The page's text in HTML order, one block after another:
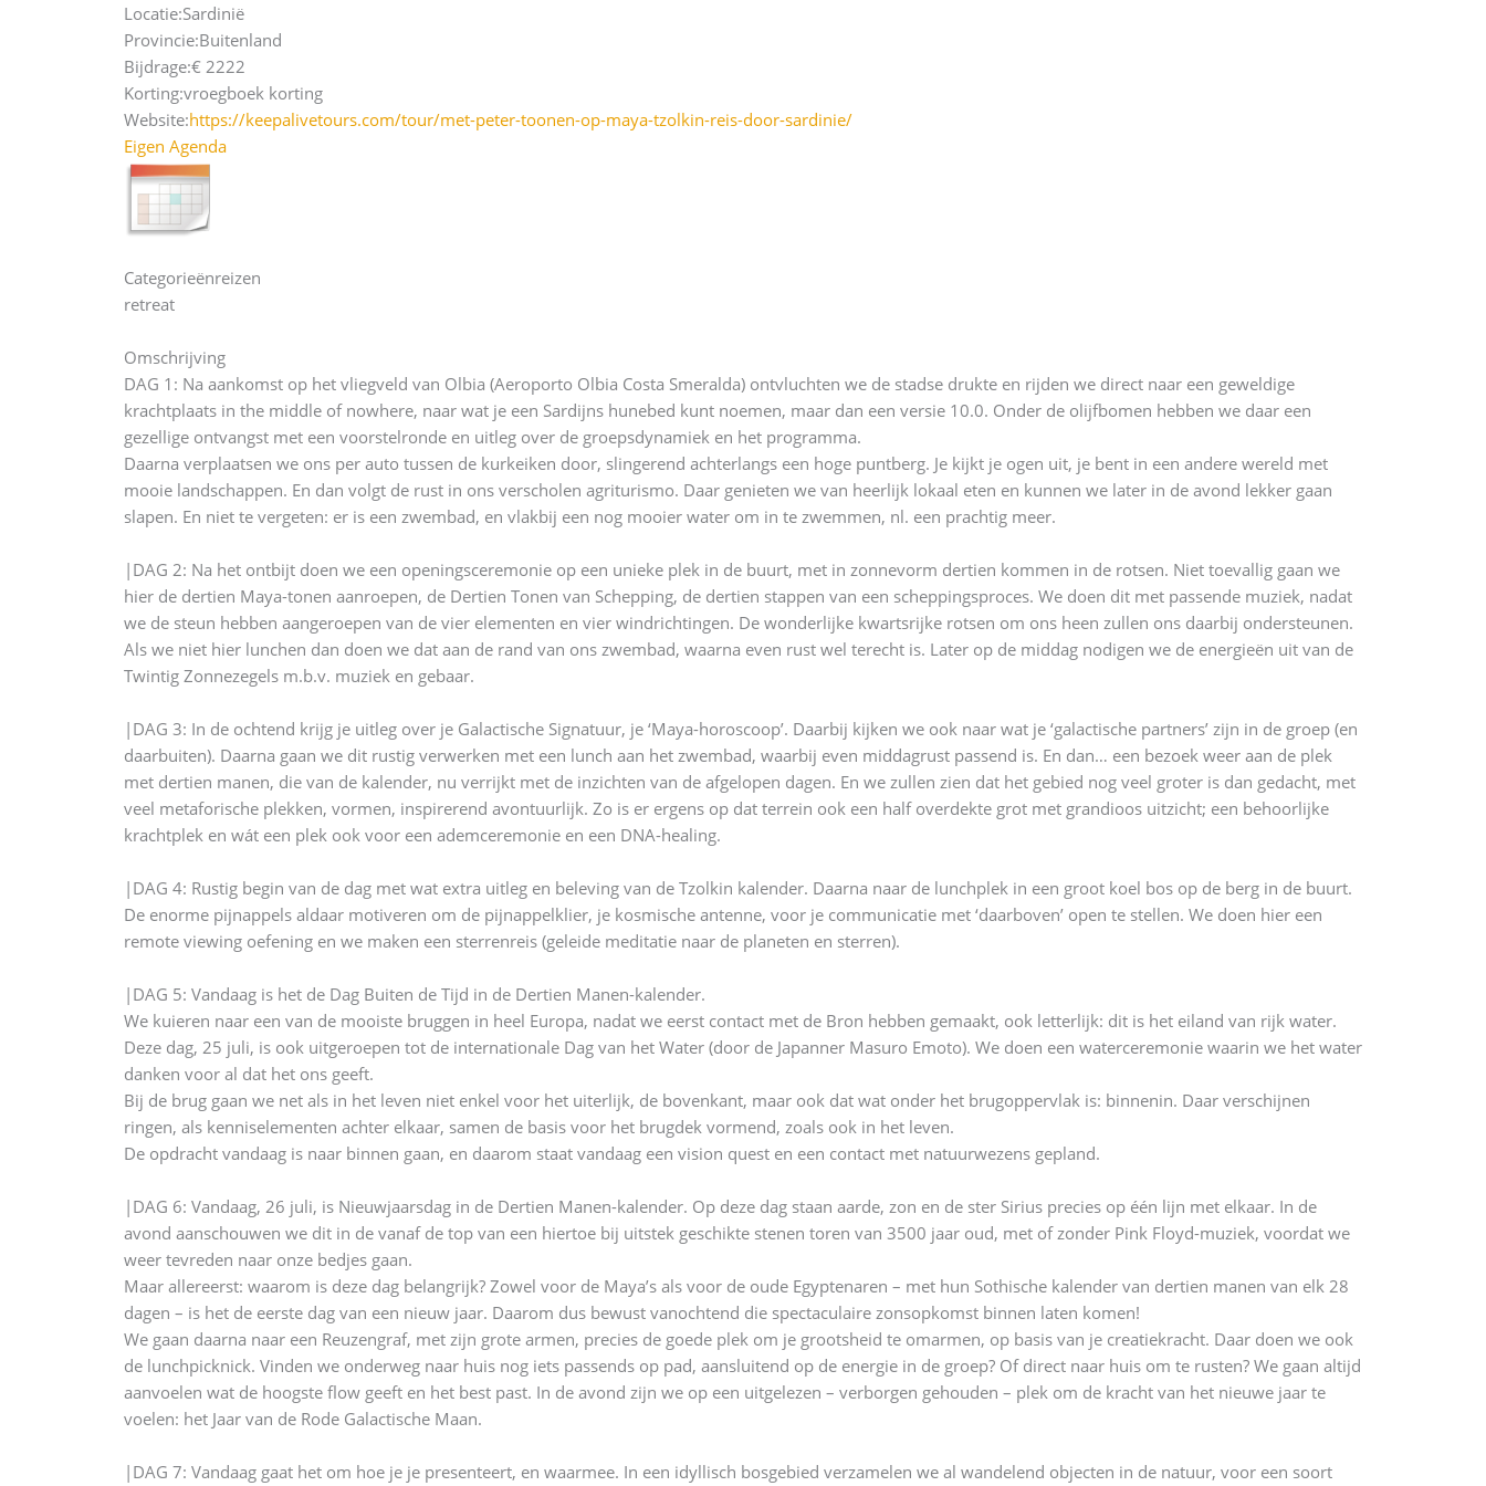
Locatie:Sardinië
Provincie:Buitenland
Bijdrage:€ 2222
Korting:vroegboek korting
Website:https://keepalivetours.com/tour/met-peter-toonen-op-maya-tzolkin-reis-door-sardinie/
Eigen Agenda
Categorieënreizen
retreat
Omschrijving
DAG 1: Na aankomst op het vliegveld van Olbia (Aeroporto Olbia Costa Smeralda) ontvluchten we de stadse drukte en rijden we direct naar een geweldige
krachtplaats in the middle of nowhere, naar wat je een Sardijns hunebed kunt noemen, maar dan een versie 10.0. Onder de olijfbomen hebben we daar een
gezellige ontvangst met een voorstelronde en uitleg over de groepsdynamiek en het programma.
Daarna verplaatsen we ons per auto tussen de kurkeiken door, slingerend achterlangs een hoge puntberg. Je kijkt je ogen uit, je bent in een andere wereld met
mooie landschappen. En dan volgt de rust in ons verscholen agriturismo. Daar genieten we van heerlijk lokaal eten en kunnen we later in de avond lekker gaan
slapen. En niet te vergeten: er is een zwembad, en vlakbij een nog mooier water om in te zwemmen, nl. een prachtig meer.
|DAG 2: Na het ontbijt doen we een openingsceremonie op een unieke plek in de buurt, met in zonnevorm dertien kommen in de rotsen. Niet toevallig gaan we
hier de dertien Maya-tonen aanroepen, de Dertien Tonen van Schepping, de dertien stappen van een scheppingsproces. We doen dit met passende muziek, nadat
we de steun hebben aangeroepen van de vier elementen en vier windrichtingen. De wonderlijke kwartsrijke rotsen om ons heen zullen ons daarbij ondersteunen.
Als we niet hier lunchen dan doen we dat aan de rand van ons zwembad, waarna even rust wel terecht is. Later op de middag nodigen we de energieën uit van de
Twintig Zonnezegels m.b.v. muziek en gebaar.
|DAG 3: In de ochtend krijg je uitleg over je Galactische Signatuur, je ‘Maya-horoscoop’. Daarbij kijken we ook naar wat je ‘galactische partners’ zijn in de groep (en
daarbuiten). Daarna gaan we dit rustig verwerken met een lunch aan het zwembad, waarbij even middagrust passend is. En dan… een bezoek weer aan de plek
met dertien manen, die van de kalender, nu verrijkt met de inzichten van de afgelopen dagen. En we zullen zien dat het gebied nog veel groter is dan gedacht, met
veel metaforische plekken, vormen, inspirerend avontuurlijk. Zo is er ergens op dat terrein ook een half overdekte grot met grandioos uitzicht; een behoorlijke
krachtplek en wát een plek ook voor een ademceremonie en een DNA-healing.
|DAG 4: Rustig begin van de dag met wat extra uitleg en beleving van de Tzolkin kalender. Daarna naar de lunchplek in een groot koel bos op de berg in de buurt.
De enorme pijnappels aldaar motiveren om de pijnappelklier, je kosmische antenne, voor je communicatie met ‘daarboven’ open te stellen. We doen hier een
remote viewing oefening en we maken een sterrenreis (geleide meditatie naar de planeten en sterren).
|DAG 5: Vandaag is het de Dag Buiten de Tijd in de Dertien Manen-kalender.
We kuieren naar een van de mooiste bruggen in heel Europa, nadat we eerst contact met de Bron hebben gemaakt, ook letterlijk: dit is het eiland van rijk water.
Deze dag, 25 juli, is ook uitgeroepen tot de internationale Dag van het Water (door de Japanner Masuro Emoto). We doen een waterceremonie waarin we het water
danken voor al dat het ons geeft.
Bij de brug gaan we net als in het leven niet enkel voor het uiterlijk, de bovenkant, maar ook dat wat onder het brugoppervlak is: binnenin. Daar verschijnen
ringen, als kenniselementen achter elkaar, samen de basis voor het brugdek vormend, zoals ook in het leven.
De opdracht vandaag is naar binnen gaan, en daarom staat vandaag een vision quest en een contact met natuurwezens gepland.
|DAG 6: Vandaag, 26 juli, is Nieuwjaarsdag in de Dertien Manen-kalender. Op deze dag staan aarde, zon en de ster Sirius precies op één lijn met elkaar. In de
avond aanschouwen we dit in de vanaf de top van een hiertoe bij uitstek geschikte stenen toren van 3500 jaar oud, met of zonder Pink Floyd-muziek, voordat we
weer tevreden naar onze bedjes gaan.
Maar allereerst: waarom is deze dag belangrijk? Zowel voor de Maya’s als voor de oude Egyptenaren – met hun Sothische kalender van dertien manen van elk 28
dagen – is het de eerste dag van een nieuw jaar. Daarom dus bewust vanochtend die spectaculaire zonsopkomst binnen laten komen!
We gaan daarna naar een Reuzengraf, met zijn grote armen, precies de goede plek om je grootsheid te omarmen, op basis van je creatiekracht. Daar doen we ook
de lunchpicknick. Vinden we onderweg naar huis nog iets passends op pad, aansluitend op de energie in de groep? Of direct naar huis om te rusten? We gaan altijd
aanvoelen wat de hoogste flow geeft en het best past. In de avond zijn we op een uitgelezen – verborgen gehouden – plek om de kracht van het nieuwe jaar te
voelen: het Jaar van de Rode Galactische Maan.
|DAG 7: Vandaag gaat het om hoe je je presenteert, en waarmee. In een idyllisch bosgebied verzamelen we al wandelend objecten in de natuur, voor een soort